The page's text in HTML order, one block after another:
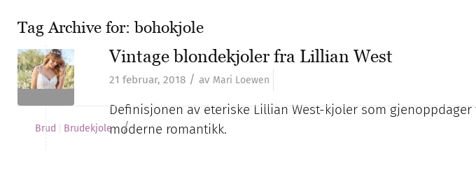
Tag Archive for:bohokjole
Vintage blondekjoler fra Lillian West
21 februar, 2018 / av Mari Loewen
Definisjonen av eteriske Lillian West-kjoler som
moderne romantikk.
Brud Brudekjole /